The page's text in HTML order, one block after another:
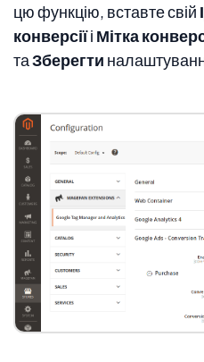
цю функцію, вставте свій
конверсіїі Мітка
таЗберегти